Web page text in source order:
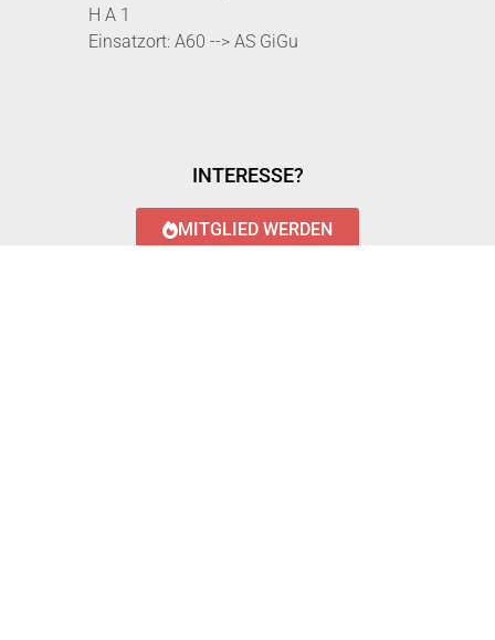
H A 1
Einsatzort: A60 --> AS GiGu
INTERESSE?
MITGLIED WERDEN